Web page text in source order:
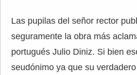
Las pupilas del señor rector
seguramente la obra más
portugués Julio Diniz. Si bien
seudónimo ya que su